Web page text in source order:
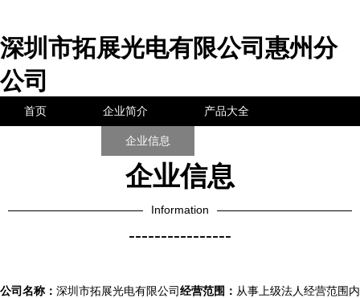
深圳市拓展光电有限公司惠州分
公司
首页 企业简介 产品大全
企业信息
企业信息
Information
----------------
公司名称： 深圳市拓展光电有限公司经营范围： 从事上级法人经营范围内